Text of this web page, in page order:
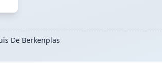
De Berkenplas